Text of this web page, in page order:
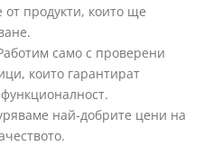
от продукти, които ще
само с проверени
които гарантират
най-добрите цени на